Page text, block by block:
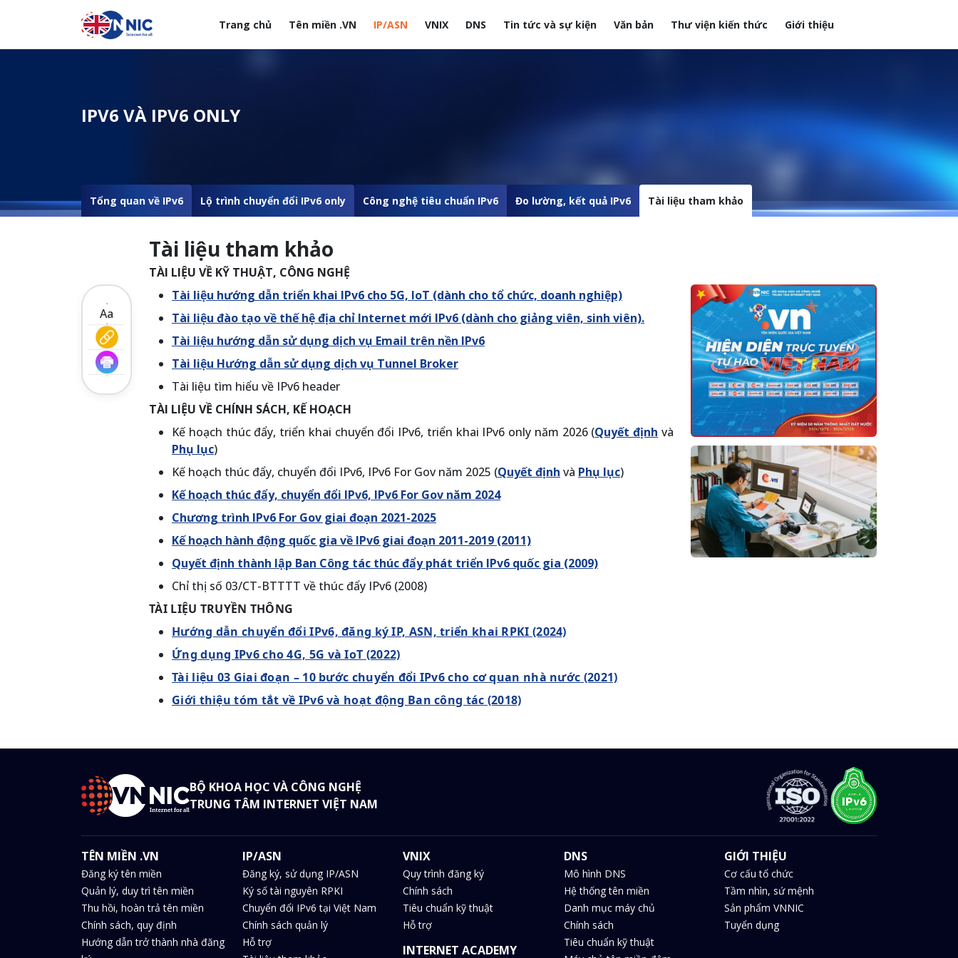
Nhảy đến nội dung
Trang chủ Tên miền .VN IP/ASN VNIX DNS Tin tức và sự kiện Văn bản Thư viện kiến thức Giới thiệu
Menuheader của website
IPV6 VÀ IPV6 ONLY
Tổng quan về IPv6 Lộ trình chuyển đổi IPv6 only Công nghệ tiêu chuẩn IPv6 Đo lường, kết quả IPv6 Tài liệu tham khảo
Aa
Tài liệu tham khảo
TÀI LIỆU VỀ KỸ THUẬT, CÔNG NGHỆ
Tài liệu hướng dẫn triển khai IPv6 cho 5G, IoT (dành cho tổ chức, doanh nghiệp)
Tài liệu đào tạo về thế hệ địa chỉ Internet mới IPv6 (dành cho giảng viên, sinh viên).
Tài liệu hướng dẫn sử dụng dịch vụ Email trên nền IPv6
Tài liệu Hướng dẫn sử dụng dịch vụ Tunnel Broker
Tài liệu tìm hiểu về IPv6 header
TÀI LIỆU VỀ CHÍNH SÁCH, KẾ HOẠCH
Kế hoạch thúc đẩy, triển khai chuyển đổi IPv6, triển khai IPv6 only năm 2026 (Quyết định và
Phụ lục)
Kế hoạch thúc đẩy, chuyển đổi IPv6, IPv6 For Gov năm 2025 (Quyết định và Phụ lục)
Kế hoạch thúc đẩy, chuyển đổi IPv6, IPv6 For Gov năm 2024
Chương trình IPv6 For Gov giai đoạn 2021-2025
Kế hoạch hành động quốc gia về IPv6 giai đoạn 2011-2019 (2011)
Quyết định thành lập Ban Công tác thúc đẩy phát triển IPv6 quốc gia (2009)
Chỉ thị số 03/CT-BTTTT về thúc đẩy IPv6 (2008)
TÀI LIỆU TRUYỀN THÔNG
Hướng dẫn chuyển đổi IPv6, đăng ký IP, ASN, triển khai RPKI (2024)
Ứng dụng IPv6 cho 4G, 5G và IoT (2022)
Tài liệu 03 Giai đoạn – 10 bước chuyển đổi IPv6 cho cơ quan nhà nước (2021)
Giới thiệu tóm tắt về IPv6 và hoạt động Ban công tác (2018)
BỘ KHOA HỌC VÀ CÔNG NGHỆ
TRUNG TÂM INTERNET VIỆT NAM
TÊN MIỀN .VN
Đăng ký tên miền
Quản lý, duy trì tên miền
Thu hồi, hoàn trả tên miền
Chính sách, quy định
Hướng dẫn trở thành nhà đăng
IP/ASN
Đăng ký, sử dụng IP/ASN
Ký số tài nguyên RPKI
Chuyển đổi IPv6 tại Việt Nam
Chính sách quản lý
Hỗ trợ
VNIX
Quy trình đăng ký
Chính sách
Tiêu chuẩn kỹ thuật
Hỗ trợ
INTERNET ACADEMY
DNS
Mô hình DNS
Hệ thống tên miền
Danh mục máy chủ
Chính sách
Tiêu chuẩn kỹ thuật
GIỚI THIỆU
Cơ cấu tổ chức
Tầm nhìn, sứ mệnh
Sản phẩm VNNIC
Tuyển dụng